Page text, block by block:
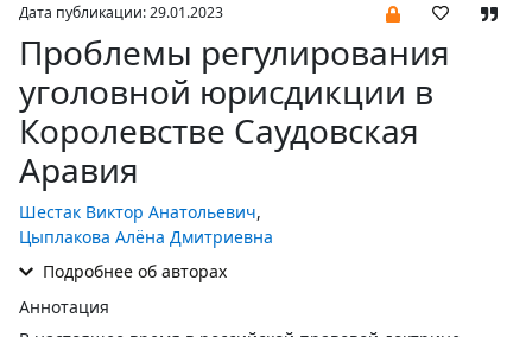
Дата публикации: 29.01.2023
Проблемы регулирования
уголовной юрисдикции в
Королевстве Саудовская
Аравия
Шестак Виктор Анатольевич,
Цыплакова Алёна Дмитриевна
Подробнее об авторах
Аннотация